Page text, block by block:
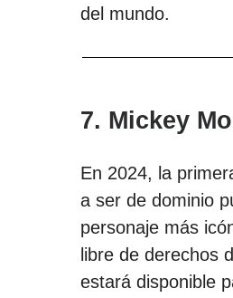
del mundo.
7. Mickey
En 2024, la
a ser de dominio
personaje más
libre de derechos
estará disponible